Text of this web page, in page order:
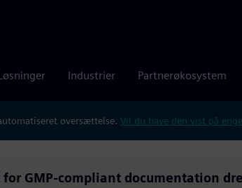
Industrier Partnerøkosystem
oversættelse. Vil du have den vist på
for GMP-compliant documentation